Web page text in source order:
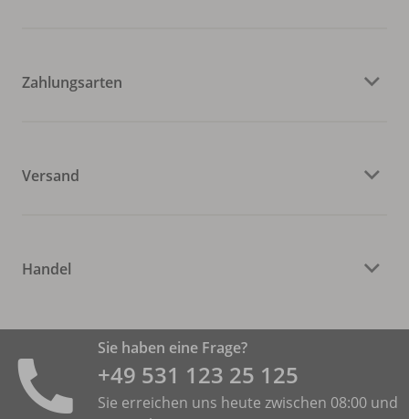
Zahlungsarten
Versand
Handel
Sie haben eine Frage?
+49 531 ­123 25 125
Sie erreichen uns heute zwischen 08:00 und